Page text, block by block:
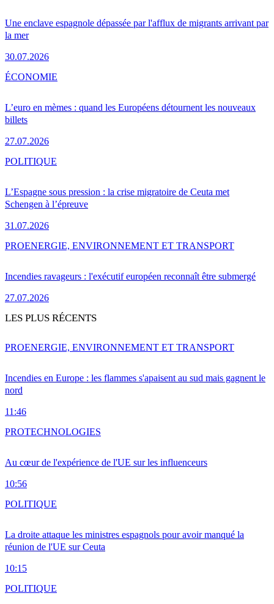
Une enclave espagnole dépassée par l'afflux de migrants arrivant par
la mer
30.07.2026
L’euro en mèmes : quand les Européens détournent les nouveaux
billets
27.07.2026
ÉCONOMIE
L’Espagne sous pression : la crise migratoire de Ceuta met
Schengen à l’épreuve
31.07.2026
POLITIQUE
Incendies ravageurs : l'exécutif européen reconnaît être submergé
27.07.2026
PROENERGIE, ENVIRONNEMENT ET TRANSPORT
LES PLUS RÉCENTS
Incendies en Europe : les flammes s'apaisent au sud mais gagnent le
nord
11:46
PROENERGIE, ENVIRONNEMENT ET TRANSPORT
Au cœur de l'expérience de l'UE sur les influenceurs
10:56
PROTECHNOLOGIES
La droite attaque les ministres espagnols pour avoir manqué la
réunion de l'UE sur Ceuta
10:15
POLITIQUE
POLITIQUE